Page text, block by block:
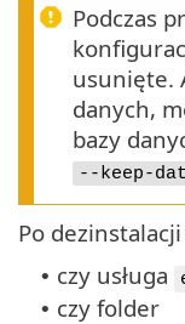
Podczas
usunięte.
danych,
bazy
--keep-
Po
• czy usługa
• czy folder